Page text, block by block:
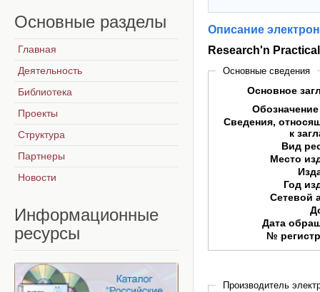
Описание
Research'n
Основные сведения
Основное
Сведения,
к
Вид
Место
Год
Сетевой
Дата
№
Производитель
Основные разделы
Главная
Деятельность
Библиотека
Проекты
Структура
Партнеры
Новости
Информационные
ресурсы